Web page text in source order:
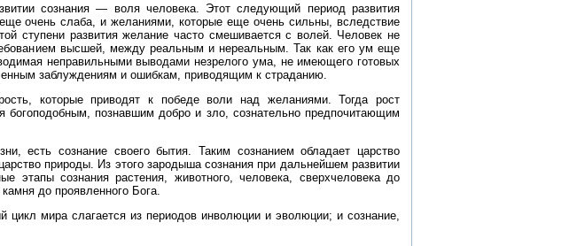
сознания — воля человека. Этот следующий период развития
очень слаба, и желаниями, которые еще очень сильны, вследствие
ступени развития желание часто смешивается с волей. Человек не
высшей, между реальным и нереальным. Так как его ум еще
неправильными выводами незрелого ума, не имеющего готовых
заблуждениям и ошибкам, приводящим к страданию.
которые приводят к победе воли над желаниями. Тогда рост
богоподобным, познавшим добро и зло, сознательно предпочитающим
есть сознание своего бытия. Таким сознанием обладает царство
природы. Из этого зародыша сознания при дальнейшем развитии
этапы сознания растения, животного, человека, сверхчеловека до
до проявленного Бога.
цикл мира слагается из периодов инволюции и эволюции; и сознание,